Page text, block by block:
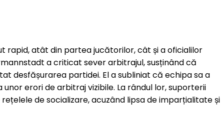
rapid, atât din partea jucătorilor, cât și a oficialilor
a criticat sever arbitrajul, susținând că
desfășurarea partidei. El a subliniat că echipa sa a
erori de arbitraj vizibile. La rândul lor, suporterii
de socializare, acuzând lipsa de imparțialitate și